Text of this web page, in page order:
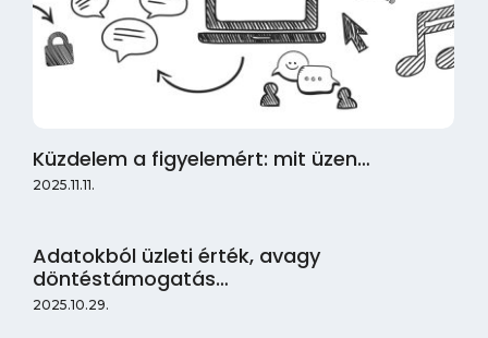
Küzdelem a figyelemért: mit üzen…
2025.11.11.
Adatokból üzleti érték, avagy
döntéstámogatás…
2025.10.29.